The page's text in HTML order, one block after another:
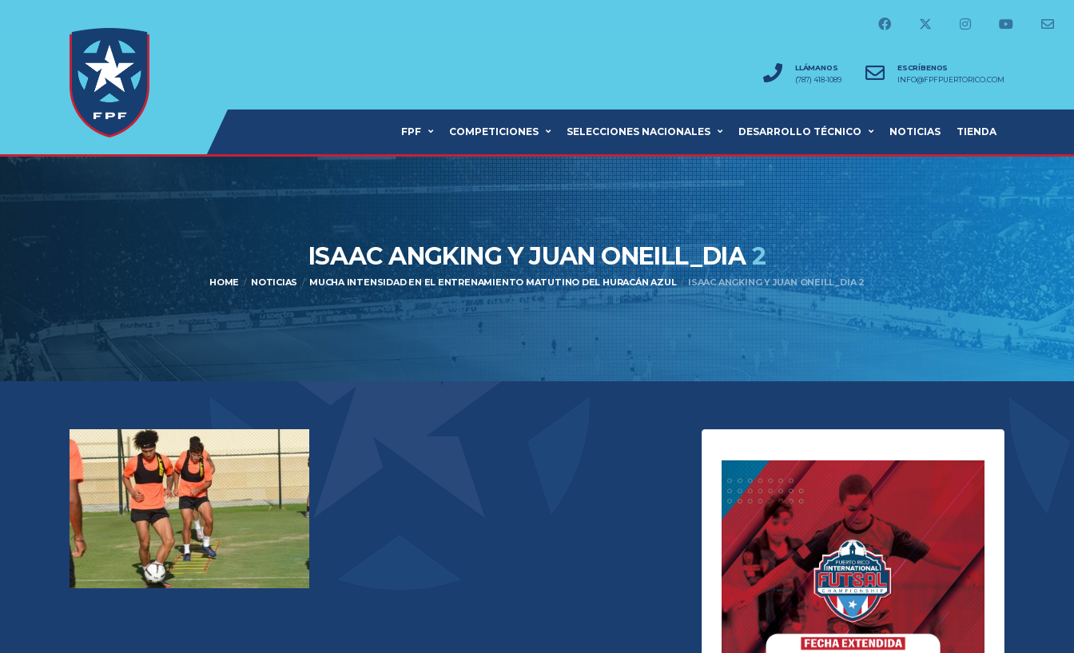
LLÁMANOS
(787) 418-1089
ESCRÍBENOS
INFO@FPFPUERTORICO.COM
FPF COMPETICIONES SELECCIONES NACIONALES DESARROLLO TÉCNICO NOTICIAS TIENDA
ISAAC ANGKING Y JUAN ONEILL_DIA2
HOME NOTICIAS MUCHA INTENSIDAD EN EL ENTRENAMIENTO MATUTINO DEL HURACÁN AZUL ISAAC ANGKING Y JUAN ONEILL_DIA 2